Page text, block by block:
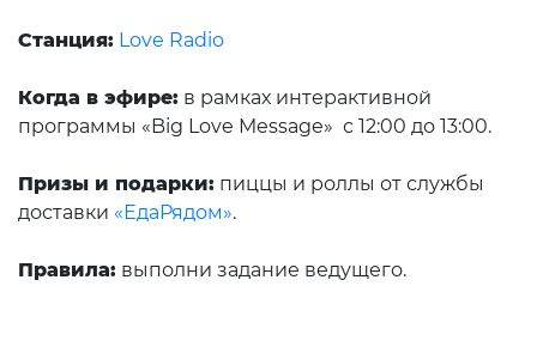
Станция: Love Radio
Когда в эфире: в рамках интерактивной
программы «Big Love Message» с 12:00 до 13:00.
Призы и подарки: пиццы и роллы от службы
доставки «ЕдаРядом».
Правила: выполни задание ведущего.